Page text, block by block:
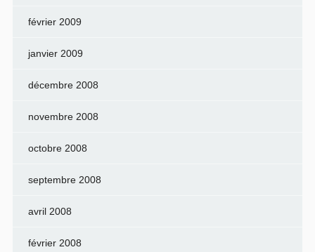
février 2009
janvier 2009
décembre 2008
novembre 2008
octobre 2008
septembre 2008
avril 2008
février 2008